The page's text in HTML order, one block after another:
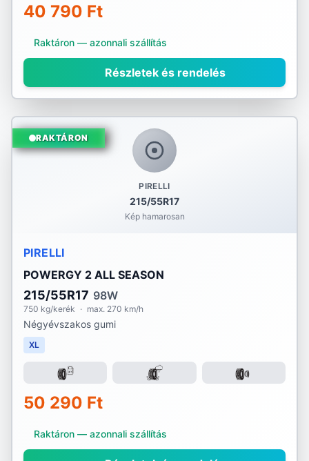
40 790 Ft
Raktáron — azonnali szállítás
Részletek és rendelés
PIRELLI
215/55R17
Kép hamarosan
RAKTÁRON
PIRELLI
POWERGY 2 ALL SEASON
215/55R17 98W
750 kg/kerék · max. 270 km/h
Négyévszakos gumi
XL
50 290 Ft
Raktáron — azonnali szállítás